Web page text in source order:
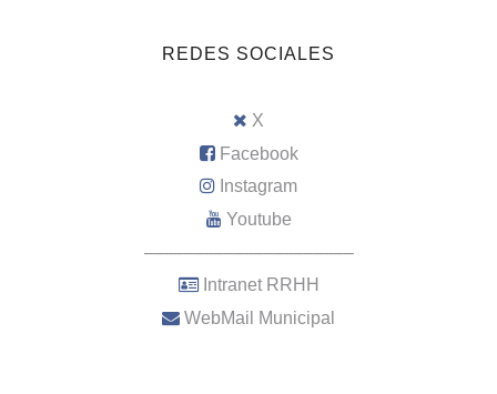
REDES SOCIALES
X
Facebook
Instagram
Youtube
–––––––––––––––––––––
Intranet RRHH
WebMail Municipal